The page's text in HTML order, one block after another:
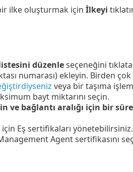
ilke oluşturmak için İlkeyi
düzenleseçeneğini
numarası) ekleyin. Birden
veya bir taşıma
bayt miktarını seçin.
ve bağlantı aralığı için bir
Eş sertifikaları yönetebilirsiniz.
Agent sertifikasını